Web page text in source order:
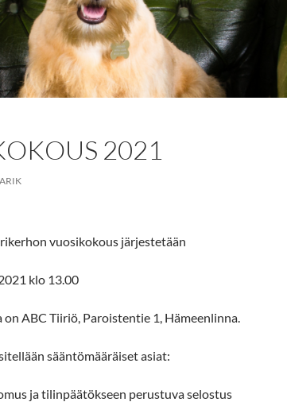
2021
vuosikokous järjestetään
klo 13.00
on ABC Tiiriö, Paroistentie 1, Hämeenlinna.
sääntömääräiset asiat:
ja tilinpäätökseen perustuva selostus